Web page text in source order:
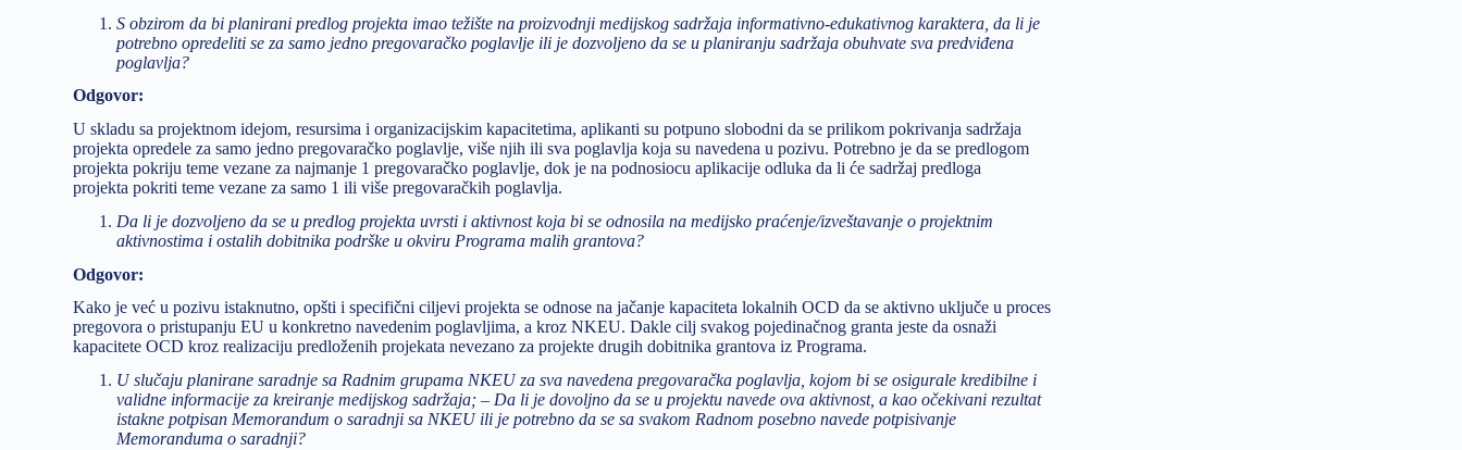
S obzirom da bi planirani predlog projekta imao težište na proizvodnji medijskog sadržaja informativno-edukativnog karaktera, da li je
potrebno opredeliti se za samo jedno pregovaračko poglavlje ili je dozvoljeno da se u planiranju sadržaja obuhvate sva predviđena
poglavlja?
Odgovor:
U skladu sa projektnom idejom, resursima i organizacijskim kapacitetima, aplikanti su potpuno slobodni da se prilikom pokrivanja sadržaja
projekta opredele za samo jedno pregovaračko poglavlje, više njih ili sva poglavlja koja su navedena u pozivu. Potrebno je da se predlogom
projekta pokriju teme vezane za najmanje 1 pregovaračko poglavlje, dok je na podnosiocu aplikacije odluka da li će sadržaj predloga
projekta pokriti teme vezane za samo 1 ili više pregovaračkih poglavlja.
Da li je dozvoljeno da se u predlog projekta uvrsti i aktivnost koja bi se odnosila na medijsko praćenje/izveštavanje o projektnim
aktivnostima i ostalih dobitnika podrške u okviru Programa malih grantova?
Odgovor:
Kako je već u pozivu istaknutno, opšti i specifični ciljevi projekta se odnose na jačanje kapaciteta lokalnih OCD da se aktivno uključe u proces
pregovora o pristupanju EU u konkretno navedenim poglavljima, a kroz NKEU. Dakle cilj svakog pojedinačnog granta jeste da osnaži
kapacitete OCD kroz realizaciju predloženih projekata nevezano za projekte drugih dobitnika grantova iz Programa.
U slučaju planirane saradnje sa Radnim grupama NKEU za sva navedena pregovaračka poglavlja, kojom bi se osigurale kredibilne i
validne informacije za kreiranje medijskog sadržaja; – Da li je dovoljno da se u projektu navede ova aktivnost, a kao očekivani rezultat
istakne potpisan Memorandum o saradnji sa NKEU ili je potrebno da se sa svakom Radnom posebno navede potpisivanje
Memoranduma o saradnji?